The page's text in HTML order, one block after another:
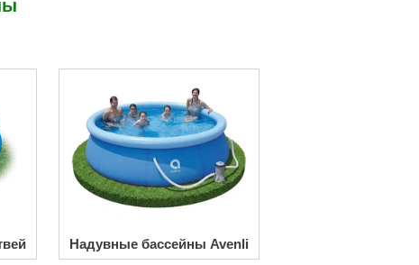
Надувные бассейны Avenli